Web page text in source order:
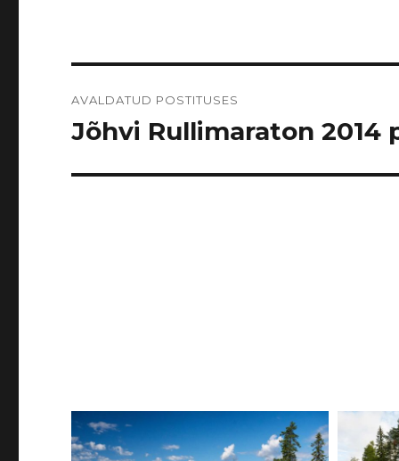
AVALDATUD POSTITUSES
Jõhvi Rullimaraton 2014